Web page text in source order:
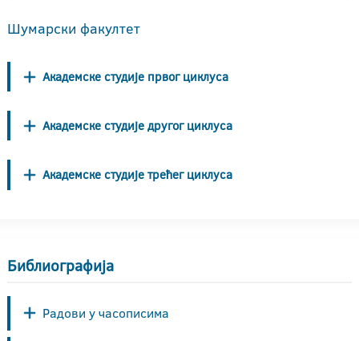
Шумарски факултет
Академске студије првог циклуса
Академске студије другог циклуса
Академске студије трећег циклуса
Библиографија
Радови у часописима